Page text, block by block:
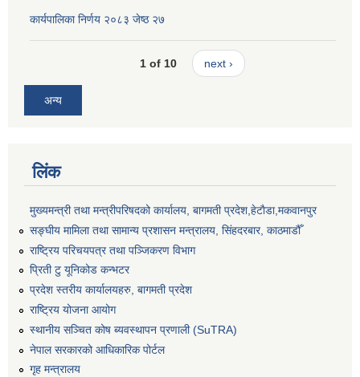
कार्यपालिका निर्णय २०८३ जेष्ठ २७
1 of 10 next ›
अन्य
लिंक
मुख्यमन्त्री तथा मन्त्रीपरिषदको कार्यालय, बागमती प्रदेश,हेटाैडा,मकवानपुर
सङ्‍घीय मामिला तथा सामान्य प्रशासन मन्त्रालय, सिंहदरबार, काठमाडौँ
राष्ट्रिय परिचयपत्र तथा पञ्जिकरण विभाग
प्रिती टु यूनिकोड कन्भटर
प्रदेश स्तरीय कार्यालयहरु, बागमती प्रदेश
राष्ट्रिय योजना आयोग
स्थानीय सञ्चित कोष ब्यवस्थापन प्रणाली (SuTRA)
नेपाल सरकारको आधिकारिक पोर्टल
गृह मन्त्रालय